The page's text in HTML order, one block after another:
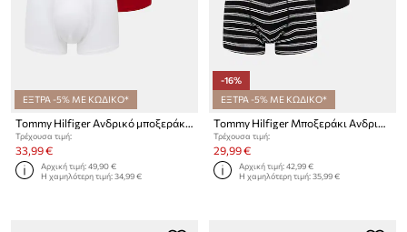
ΕΞΤΡΑ -5% ΜΕ ΚΩΔΙΚΟ*
Τρέχουσα τιμή:
33,99 €
Αρχική τιμή:49,90 €
Η χαμηλότερη τιμή:34,99 €
-16%
ΕΞΤΡΑ -5% ΜΕ ΚΩΔΙΚΟ*
Τρέχουσα τιμή:
29,99 €
Αρχική τιμή:42,99 €
Η χαμηλότερη τιμή:35,99 €